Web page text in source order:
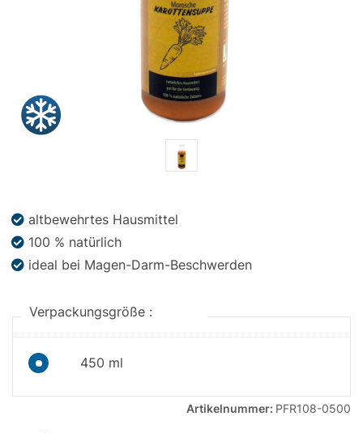
Angebote
altbewehrtes Hausmittel
100 % natürlich
ideal bei Magen-Darm-Beschwerden
Verpackungsgröße :
450 ml
Artikelnummer: PFR108-0500